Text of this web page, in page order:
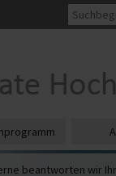
beantworten wir